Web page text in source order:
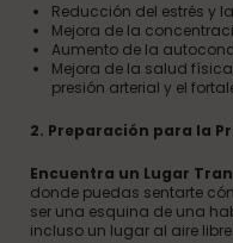
Reducción del estrés y
Mejora de la
Aumento de la
Mejora de la salud
presión arterial y el
2. Preparación para la
Encuentra un Lugar
donde puedas sentarte
ser una esquina de una
incluso un lugar al aire libre.